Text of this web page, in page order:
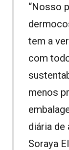
“Nosso
tem a
com
menos
diária de
Soraya